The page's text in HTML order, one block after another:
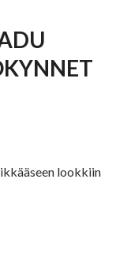
lookkiin